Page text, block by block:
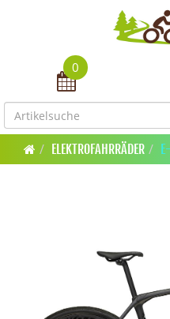
Toggle navigation
0
ELEKTROFAHRRÄDER